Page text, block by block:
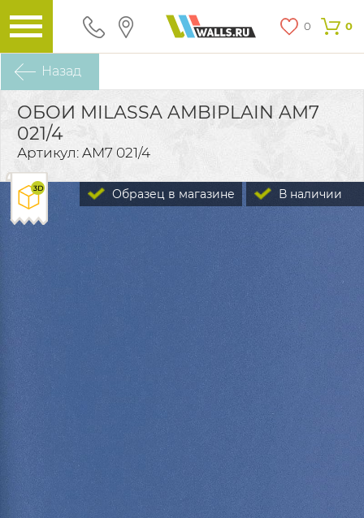
0 0
Назад
ОБОИ MILASSA AMBIPLAIN AM7
021/4
Артикул: AM7 021/4
В наличии
Образец в магазине